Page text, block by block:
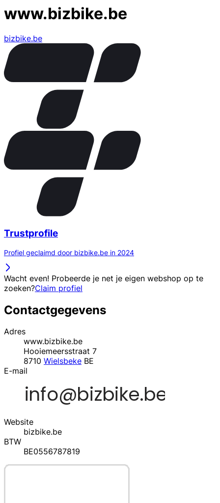
www.bizbike.be
bizbike.be
Trustprofile
Profiel geclaimd door bizbike.be in 2024
Wacht even! Probeerde je net je eigen webshop op te
zoeken?Claim profiel
Contactgegevens
Adres
www.bizbike.be
Hooiemeersstraat 7
8710 Wielsbeke BE
E-mail
Website
bizbike.be
BTW
BE0556787819